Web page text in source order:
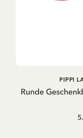
IN DEN
Runde
PIPPI